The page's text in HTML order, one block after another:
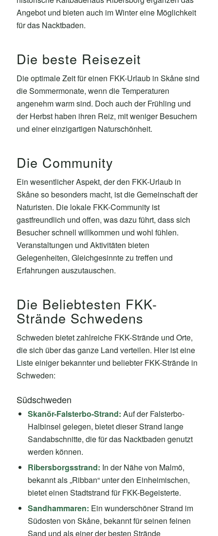
Angebot und bieten auch im Winter eine Möglichkeit
für das Nacktbaden.
Die beste Reisezeit
Die optimale Zeit für einen FKK-Urlaub in Skåne sind
die Sommermonate, wenn die Temperaturen
angenehm warm sind. Doch auch der Frühling und
der Herbst haben ihren Reiz, mit weniger Besuchern
und einer einzigartigen Naturschönheit.
Die Community
Ein wesentlicher Aspekt, der den FKK-Urlaub in
Skåne so besonders macht, ist die Gemeinschaft der
Naturisten. Die lokale FKK-Community ist
gastfreundlich und offen, was dazu führt, dass sich
Besucher schnell willkommen und wohl fühlen.
Veranstaltungen und Aktivitäten bieten
Gelegenheiten, Gleichgesinnte zu treffen und
Erfahrungen auszutauschen.
Die Beliebtesten FKK-
Strände Schwedens
Schweden bietet zahlreiche FKK-Strände und Orte,
die sich über das ganze Land verteilen. Hier ist eine
Liste einiger bekannter und beliebter FKK-Strände in
Schweden:
Südschweden
Skanör-Falsterbo-Strand: Auf der Falsterbo-
Halbinsel gelegen, bietet dieser Strand lange
Sandabschnitte, die für das Nacktbaden genutzt
werden können.
Ribersborgsstrand: In der Nähe von Malmö,
bekannt als „Ribban“ unter den Einheimischen,
bietet einen Stadtstrand für FKK-Begeisterte.
Sandhammaren: Ein wunderschöner Strand im
Südosten von Skåne, bekannt für seinen feinen
Sand und als einer der besten Strände